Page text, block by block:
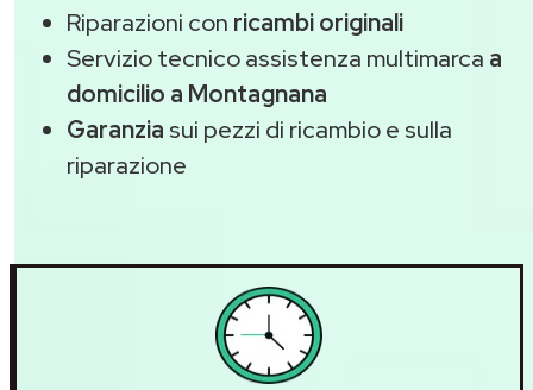
Riparazioni con ricambi originali
Servizio tecnico assistenza multimarca a
domicilio a Montagnana
Garanzia sui pezzi di ricambio e sulla
riparazione